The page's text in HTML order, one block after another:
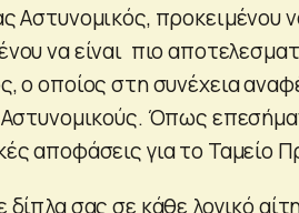
Αστυνομικός, προκειμένου
να είναι πιο
ο οποίος στη συνέχεια
Αστυνομικούς. Όπως
αποφάσεις για το Ταμείο
δίπλα σας σε κάθε λογικό